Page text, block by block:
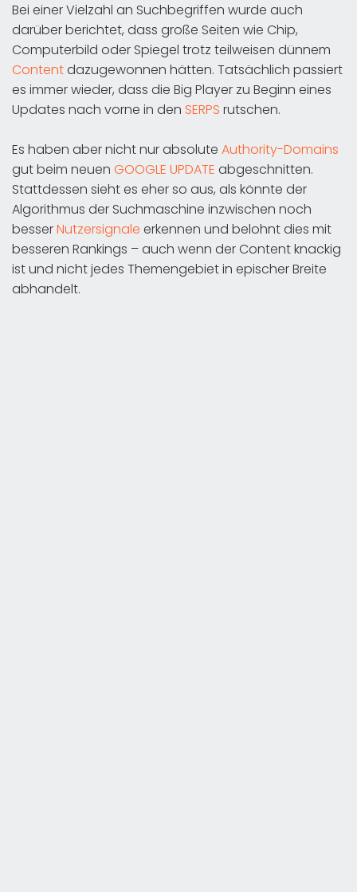
Bei einer Vielzahl an Suchbegriffen wurde auch
darüber berichtet, dass große Seiten wie Chip,
Computerbild oder Spiegel trotz teilweisen dünnem
Contentdazugewonnen hätten. Tatsächlich passiert
es immer wieder, dass die Big Player zu Beginn eines
Updates nach vorne in den SERPS rutschen.
Es haben aber nicht nur absolute Authority-Domains
gut beim neuen GOOGLE UPDATE abgeschnitten.
Stattdessen sieht es eher so aus, als könnte der
Algorithmus der Suchmaschine inzwischen noch
besserNutzersignale erkennen und belohnt dies mit
besseren Rankings – auch wenn der Content knackig
ist und nicht jedes Themengebiet in epischer Breite
abhandelt.